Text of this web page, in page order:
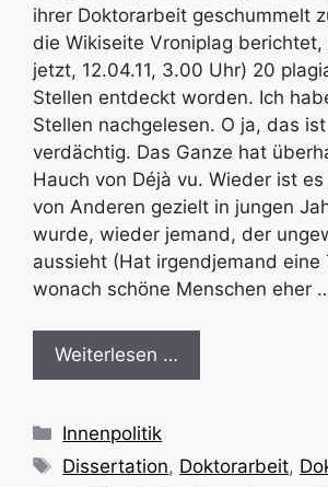
ihrer Doktorarbeit geschummelt
die Wikiseite Vroniplag berichtet,
jetzt, 12.04.11, 3.00 Uhr) 20
Stellen entdeckt worden. Ich
Stellen nachgelesen. O ja, das
verdächtig. Das Ganze hat
Hauch von Déjà vu. Wieder ist
von Anderen gezielt in jungen
wurde, wieder jemand, der
aussieht (Hat irgendjemand eine
wonach schöne Menschen eher
Weiterlesen …
Kategorien
Innenpolitik
Schlagwörter
Dissertation, Doktorarbeit,